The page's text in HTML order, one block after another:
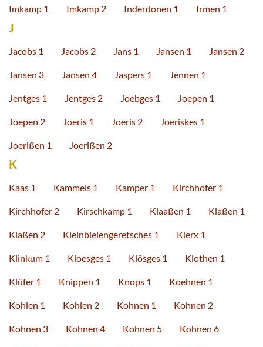
Imkamp 1 Imkamp 2 Inderdonen 1 Irmen 1
J
Jacobs 1 Jacobs 2 Jans 1 Jansen 1 Jansen 2
Jansen 3 Jansen 4 Jaspers 1 Jennen 1
Jentges 1 Jentges 2 Joebges 1 Joepen 1
Joepen 2 Joeris 1 Joeris 2 Joeriskes 1
Joerißen 1 Joerißen 2
K
Kaas 1 Kammels 1 Kamper 1 Kirchhofer 1
Kirchhofer 2 Kirschkamp 1 Klaaßen 1 Klaßen 1
Klaßen 2 Kleinbielengeretsches 1 Klerx 1
Klinkum 1 Kloesges 1 Klösges 1 Klothen 1
Klüfer 1 Knippen 1 Knops 1 Koehnen 1
Kohlen 1 Kohlen 2 Kohnen 1 Kohnen 2
Kohnen 3 Kohnen 4 Kohnen 5 Kohnen 6